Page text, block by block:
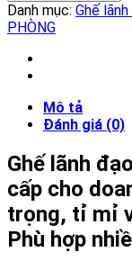
Danh mục: Ghế
PHÒNG
Mô tả
Đánh giá (0)
Ghế lãnh
cấp cho
trọng, tỉ mỉ
Phù hợp